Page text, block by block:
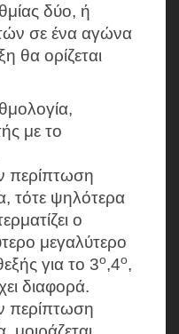
δύο, ή
σε ένα αγώνα
θα ορίζεται
με το
περίπτωση
τότε ψηλότερα
ο
μεγαλύτερο
για το 3ο,4ο,
διαφορά.
περίπτωση